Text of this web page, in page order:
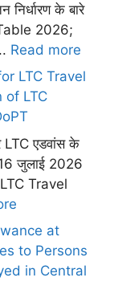
निर्धारण के बारे
2026;
Read more
LTC Travel
of LTC
LTC एडवांस के
जुलाई 2026
Travel
at
to Persons
in Central